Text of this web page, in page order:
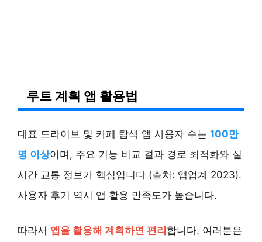
루트 계획 앱 활용법
대표 드라이브 및 카페 탐색 앱 사용자 수는 100만
명 이상이며, 주요 기능 비교 결과 경로 최적화와 실
시간 교통 정보가 핵심입니다 (출처: 앱업계 2023).
사용자 후기 역시 앱 활용 만족도가 높습니다.
따라서 앱을 활용해 계획하면 편리 합니다. 여러분은